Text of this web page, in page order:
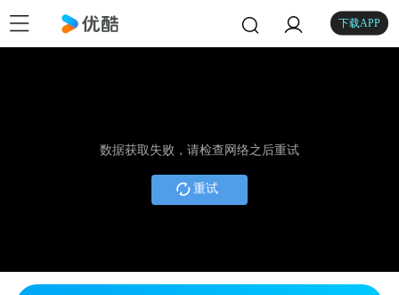
下载APP
数据获取失败，请检查网络之后重试
重试